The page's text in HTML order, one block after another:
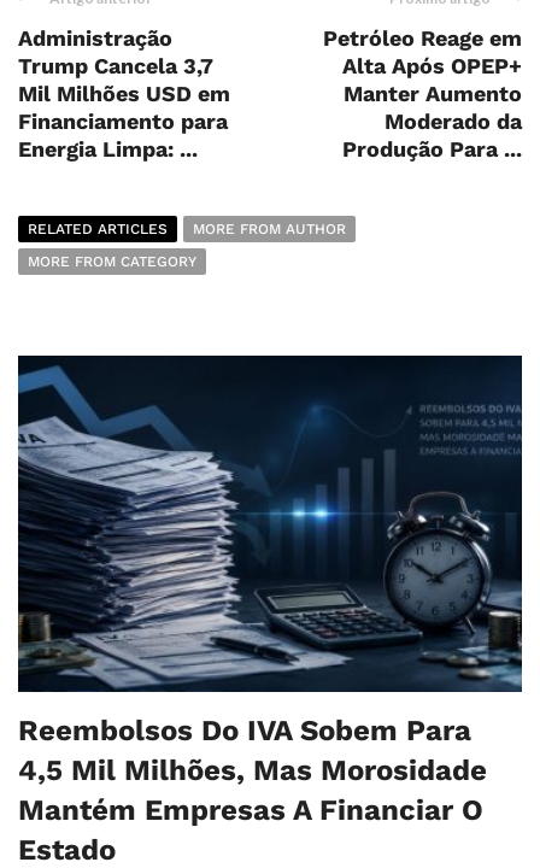
Administração
Trump Cancela 3,7
Mil Milhões USD em
Financiamento para
Energia Limpa: ...
Petróleo Reage em
Alta Após OPEP+
Manter Aumento
Moderado da
Produção Para ...
RELATED ARTICLES
MORE FROM AUTHOR
MORE FROM CATEGORY
Reembolsos Do IVA Sobem Para
4,5 Mil Milhões, Mas Morosidade
Mantém Empresas A Financiar O
Estado